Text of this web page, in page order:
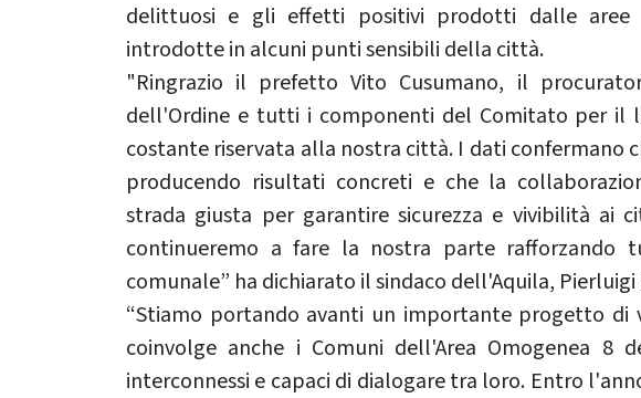
delittuosi e gli effetti positivi prodotti dalle aree
introdotte in alcuni punti sensibili della città.
"Ringrazio il prefetto Vito Cusumano, il
dell'Ordine e tutti i componenti del Comitato per il
costante riservata alla nostra città. I dati confermano
producendo risultati concreti e che la
strada giusta per garantire sicurezza e vivibilità ai
continueremo a fare la nostra parte rafforzando
comunale” ha dichiarato il sindaco dell'Aquila, Pierluigi
“Stiamo portando avanti un importante progetto di
coinvolge anche i Comuni dell'Area Omogenea 8
interconnessi e capaci di dialogare tra loro. Entro